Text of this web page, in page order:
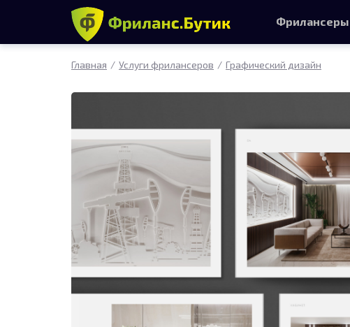
Главная Услуги фрилансеров Графический дизайн
Фрилансеры